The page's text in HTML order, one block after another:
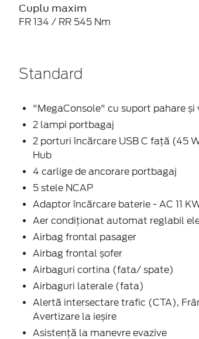
Cuplu maxim
FR 134 / RR 545 Nm
Standard
"MegaConsole" cu suport pahare
2 lampi portbagaj
2 porturi încărcare USB C față (45
Hub
4 carlige de ancorare portbagaj
5 stele NCAP
Adaptor încărcare baterie - AC 11
Aer condiționat automat reglabil
Airbag frontal pasager
Airbag frontal șofer
Airbaguri cortina (fata/ spate)
Airbaguri laterale (fata)
Alertă intersectare trafic (CTA),
Avertizare la ieșire
Asistență la manevre evazive